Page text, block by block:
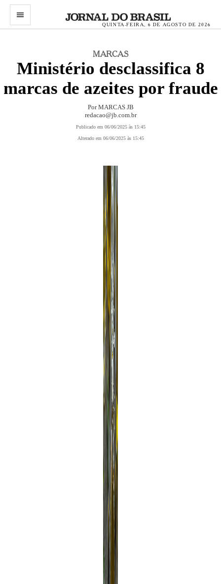
menu
QUINTA-FEIRA, 6 DE AGOSTO DE 2026
MARCAS
Ministério desclassifica 8
marcas de azeites por fraude
Por MARCAS JB
redacao@jb.com.br
Publicado em 06/06/2025 às 15:45
Alterado em 06/06/2025 às 15:45